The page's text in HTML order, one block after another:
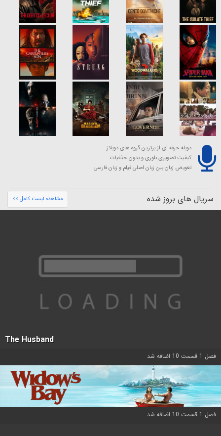
دوبله حرفه ای از برترین گروه های دوبلاژ
کیفیت تصویری بلوری و بدون حذفیات
تعویض زبان بین زبان اصلی فیلم و زبان فارسی
سریال های بروز شده مشاهده لیست کامل >>
The Husband
فصل 1 قسمت 10 اضافه شد
فصل 1 قسمت 10 اضافه شد